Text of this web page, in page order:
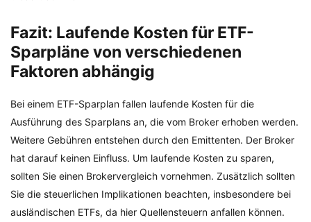
Fazit: Laufende Kosten für ETF-
Sparpläne von verschiedenen
Faktoren abhängig
Bei einem ETF-Sparplan fallen laufende Kosten für die
Ausführung des Sparplans an, die vom Broker erhoben werden.
Weitere Gebühren entstehen durch den Emittenten. Der Broker
hat darauf keinen Einfluss. Um laufende Kosten zu sparen,
sollten Sie einen Brokervergleich vornehmen. Zusätzlich sollten
Sie die steuerlichen Implikationen beachten, insbesondere bei
ausländischen ETFs, da hier Quellensteuern anfallen können.